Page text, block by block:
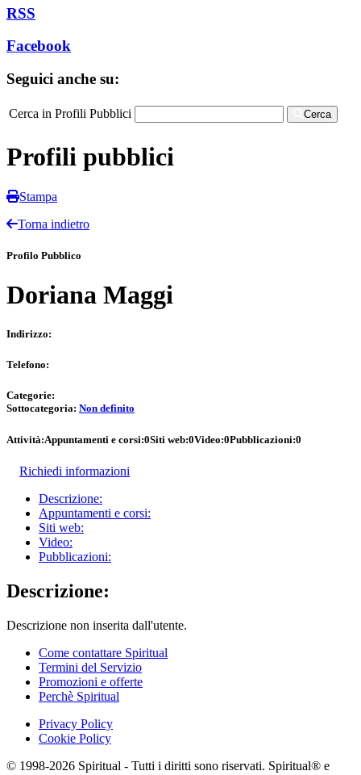
RSS
Facebook
Seguici anche su:
Cerca in Profili Pubblici Cerca
Profili pubblici
Stampa
Torna indietro
Profilo Pubblico
Doriana Maggi
Indirizzo:
Telefono:
Categorie:
Sottocategoria: Non definito
Attività:Appuntamenti e corsi:0Siti web:0Video:0Pubblicazioni:0
Richiedi informazioni
Descrizione:
Appuntamenti e corsi:
Siti web:
Video:
Pubblicazioni:
Descrizione:
Descrizione non inserita dall'utente.
Come contattare Spiritual
Termini del Servizio
Promozioni e offerte
Perchè Spiritual
Privacy Policy
Cookie Policy
© 1998-2026 Spiritual - Tutti i diritti sono riservati. Spiritual® e